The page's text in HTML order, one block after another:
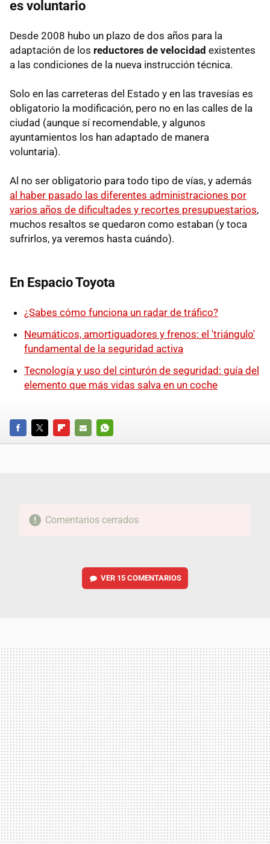
es voluntario
Desde 2008 hubo un plazo de dos años para la
adaptación de los reductores de velocidad existentes
a las condiciones de la nueva instrucción técnica.
Solo en las carreteras del Estado y en las travesías es
obligatorio la modificación, pero no en las calles de la
ciudad (aunque sí recomendable, y algunos
ayuntamientos los han adaptado de manera
voluntaria).
Al no ser obligatorio para todo tipo de vías, y además
al haber pasado las diferentes administraciones por
varios años de dificultades y recortes presupuestarios,
muchos resaltos se quedaron como estaban (y toca
sufrirlos, ya veremos hasta cuándo).
En Espacio Toyota
¿Sabes cómo funciona un radar de tráfico?
Neumáticos, amortiguadores y frenos: el 'triángulo'
fundamental de la seguridad activa
Tecnología y uso del cinturón de seguridad: guía del
elemento que más vidas salva en un coche
FACEBOOKTWITTERFLIPBOARD
E-
WHATSAPP
Comentarios cerrados
VER 15 COMENTARIOS